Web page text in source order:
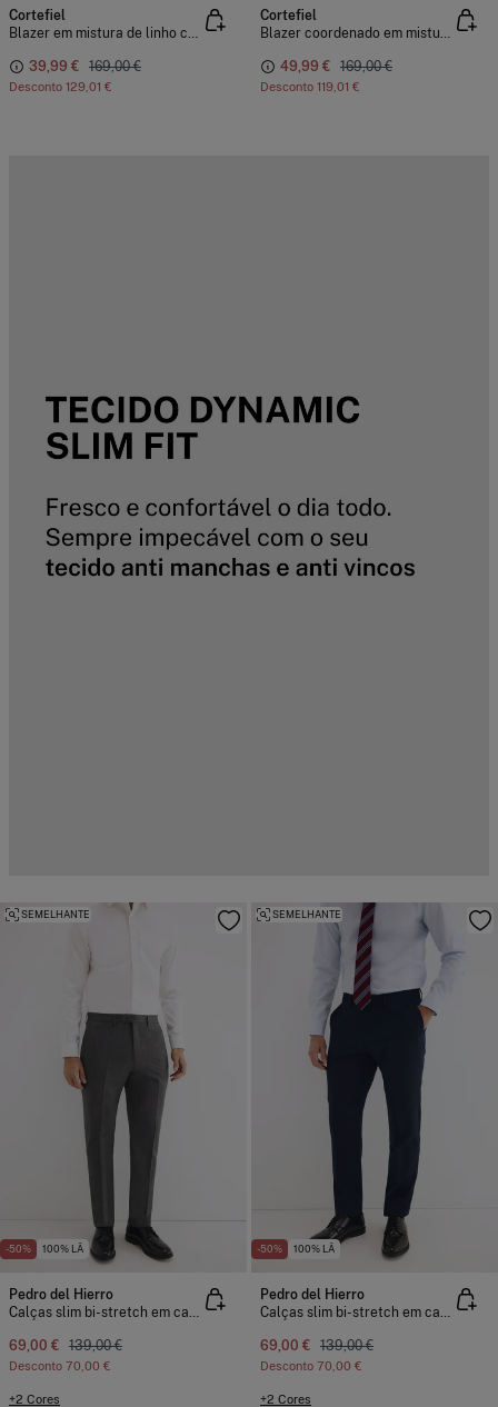
Cortefiel
Blazer em mistura de linho coordenado
39,99 € 169,00 €
Desconto 129,01 €
Cortefiel
Blazer coordenado em mistura de linho
49,99 € 169,00 €
Desconto 119,01 €
-50% 100% LÃ
SEMELHANTE
Pedro del Hierro
Calças slim bi-stretch em canvas
69,00 € 139,00 €
Desconto 70,00 €
+2 Cores
-50% 100% LÃ
SEMELHANTE
Pedro del Hierro
Calças slim bi-stretch em canvas
69,00 € 139,00 €
Desconto 70,00 €
+2 Cores